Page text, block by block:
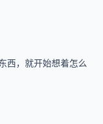
西，就开始想着怎么